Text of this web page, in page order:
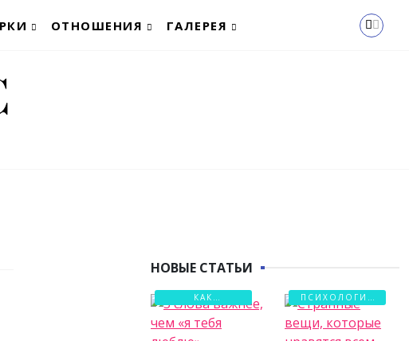
ОТНОШЕНИЯ ГАЛЕРЕЯ
НОВЫЕ СТАТЬИ
КАК
СОХРАНИТЬ
ЛЮБОВЬ?
ПСИХОЛОГИЯ
ЛЮБВИ